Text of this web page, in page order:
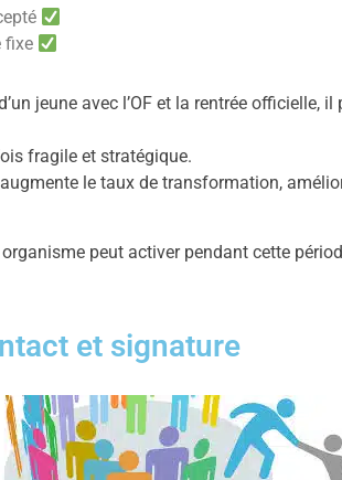
fixe
jeune avec l’OF et la rentrée officielle,
fragile et stratégique.
le taux de transformation,
peut activer pendant cette
et signature